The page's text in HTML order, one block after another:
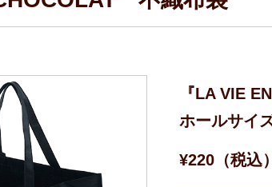
『LA VIE
ホールサイ
¥220（税込）